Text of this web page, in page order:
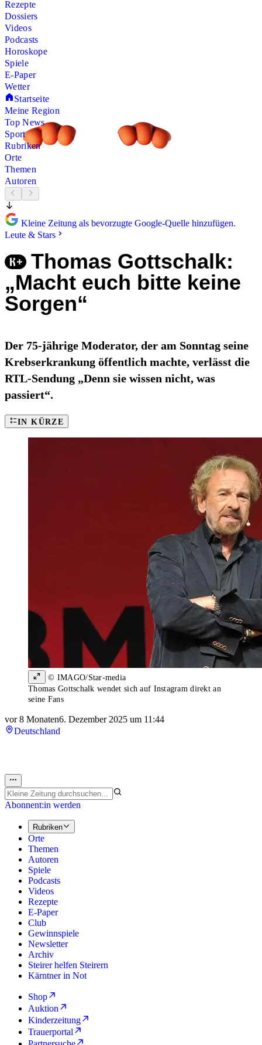
Rezepte
Dossiers
Videos
Podcasts
Horoskope
Spiele
E-Paper
Wetter
Startseite
Meine Region
Top News
Sport
Rubriken
Orte
Themen
Autoren
Kleine Zeitung als bevorzugte Google-Quelle hinzufügen.
Leute & Stars
Thomas Gottschalk:
„Macht euch bitte keine
Sorgen“
Der 75-jährige Moderator, der am Sonntag seine
Krebserkrankung öffentlich machte, verlässt die
RTL-Sendung „Denn sie wissen nicht, was
passiert“.
IN KÜRZE
© IMAGO/Star-media
Thomas Gottschalk wendet sich auf Instagram direkt an
seine Fans
vor 8 Monaten6. Dezember 2025 um 11:44
Deutschland
Abonnent:in werden
Rubriken
Orte
Themen
Autoren
Spiele
Podcasts
Videos
Rezepte
E-Paper
Club
Gewinnspiele
Newsletter
Archiv
Steirer helfen Steirern
Kärntner in Not
Shop
Auktion
Kinderzeitung
Trauerportal